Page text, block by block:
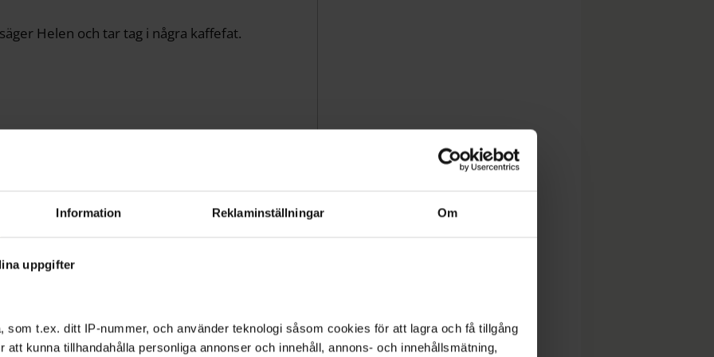
Information Reklaminställningar Om
uppgifter
som t.ex. ditt IP-nummer, och använder teknologi såsom cookies för att lagra och få tillgång
att kunna tillhandahålla personliga annonser och innehåll, annons- och innehållsmätning,
Helen och tar tag i några kaffefat.
i Rågsved: Rågdalens parklek,
stadsodling och Rågsveds aktivitetsplans.
ett antal onsdagar och lördagar under
Remakebolagets Facebooksida.